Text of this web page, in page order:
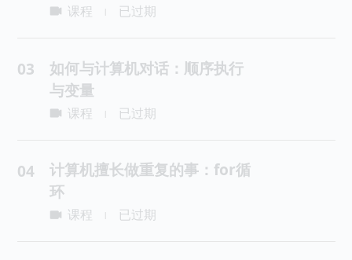
课程 已过期
03
如何与计算机对话：顺序执行
与变量
课程 已过期
04
计算机擅长做重复的事：for循
环
课程 已过期